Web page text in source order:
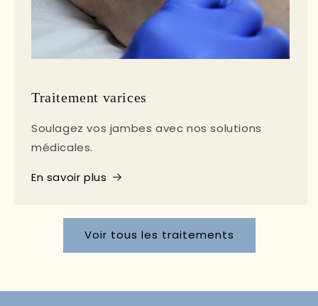
Traitement varices
Soulagez vos jambes avec nos solutions
médicales.
En savoir plus
Voir tous les traitements